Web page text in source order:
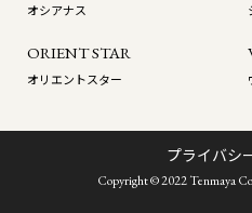
オシアナス
ORIENT STAR
オリエントスター
プライバシ
Copyright © 2022 Tenmaya